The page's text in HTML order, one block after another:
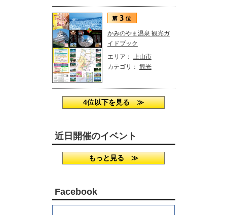
かみのやま温泉 観光ガ
イドブック
エリア：
上山市
カテゴリ： 観光
4位以下を見る ≫
近日開催のイベント
もっと見る ≫
Facebook